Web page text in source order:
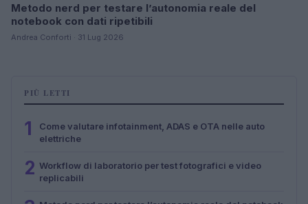
Metodo nerd per testare l’autonomia reale del
notebook con dati ripetibili
Andrea Conforti · 31 Lug 2026
PIÙ LETTI
1
Come valutare infotainment, ADAS e OTA nelle auto
elettriche
2 Workflow di laboratorio per test fotografici e video
replicabili